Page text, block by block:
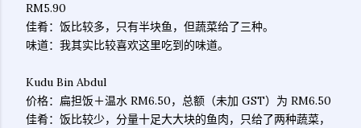
RM5.90
佳肴：饭比较多，只有半块鱼，但蔬菜给了三种。
味道：我其实比较喜欢这里吃到的味道。
Kudu Bin Abdul
价格：扁担饭＋温水 RM6.50，总额（未加 GST）为 RM6.50
佳肴：饭比较少，分量十足大大块的鱼肉，只给了两种蔬菜，